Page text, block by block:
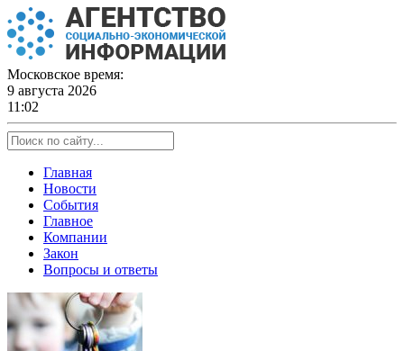
Skip
to
content
Московское время:
9 августа 2026
11:02
Главная
Новости
События
Главное
Компании
Закон
Вопросы и ответы